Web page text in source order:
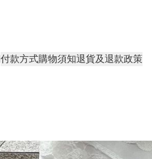
付款方式購物須知退貨及退款政策